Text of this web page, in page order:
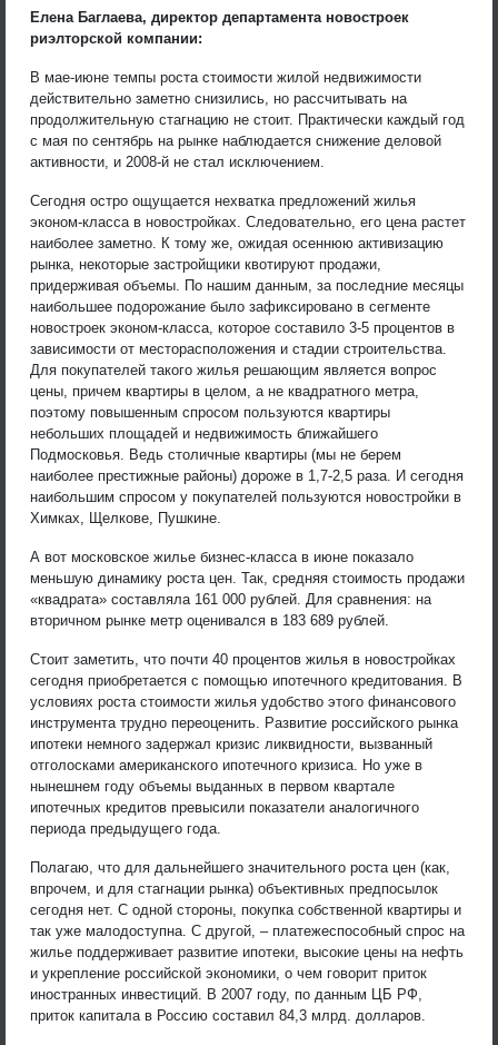
Елена Баглаева, директор департамента новостроек
риэлторской компании:
В мае-июне темпы роста стоимости жилой недвижимости
действительно заметно снизились, но рассчитывать на
продолжительную стагнацию не стоит. Практически каждый год
с мая по сентябрь на рынке наблюдается снижение деловой
активности, и 2008-й не стал исключением.
Сегодня остро ощущается нехватка предложений жилья
эконом-класса в новостройках. Следовательно, его цена растет
наиболее заметно. К тому же, ожидая осеннюю активизацию
рынка, некоторые застройщики квотируют продажи,
придерживая объемы. По нашим данным, за последние месяцы
наибольшее подорожание было зафиксировано в сегменте
новостроек эконом-класса, которое составило 3-5 процентов в
зависимости от месторасположения и стадии строительства.
Для покупателей такого жилья решающим является вопрос
цены, причем квартиры в целом, а не квадратного метра,
поэтому повышенным спросом пользуются квартиры
небольших площадей и недвижимость ближайшего
Подмосковья. Ведь столичные квартиры (мы не берем
наиболее престижные районы) дороже в 1,7-2,5 раза. И сегодня
наибольшим спросом у покупателей пользуются новостройки в
Химках, Щелкове, Пушкине.
А вот московское жилье бизнес-класса в июне показало
меньшую динамику роста цен. Так, средняя стоимость продажи
«квадрата» составляла 161 000 рублей. Для сравнения: на
вторичном рынке метр оценивался в 183 689 рублей.
Стоит заметить, что почти 40 процентов жилья в новостройках
сегодня приобретается с помощью ипотечного кредитования. В
условиях роста стоимости жилья удобство этого финансового
инструмента трудно переоценить. Развитие российского рынка
ипотеки немного задержал кризис ликвидности, вызванный
отголосками американского ипотечного кризиса. Но уже в
нынешнем году объемы выданных в первом квартале
ипотечных кредитов превысили показатели аналогичного
периода предыдущего года.
Полагаю, что для дальнейшего значительного роста цен (как,
впрочем, и для стагнации рынка) объективных предпосылок
сегодня нет. С одной стороны, покупка собственной квартиры и
так уже малодоступна. С другой, – платежеспособный спрос на
жилье поддерживает развитие ипотеки, высокие цены на нефть
и укрепление российской экономики, о чем говорит приток
иностранных инвестиций. В 2007 году, по данным ЦБ РФ,
приток капитала в Россию составил 84,3 млрд. долларов.